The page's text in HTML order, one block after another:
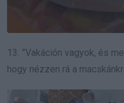
13. ”Vakáción vagyok, és
hogy nézzen rá a